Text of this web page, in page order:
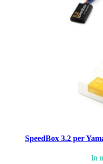
SpeedBox 3.2 per
In